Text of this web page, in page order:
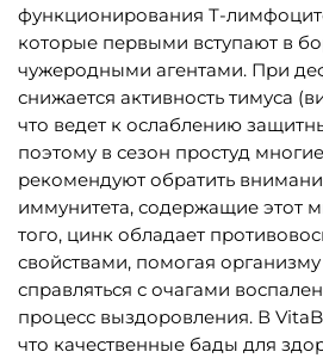
функционирования Т-
которые первыми вступают в
чужеродными агентами. При
снижается активность тимуса
что ведет к ослаблению
поэтому в сезон простуд
рекомендуют обратить
иммунитета, содержащие этот
того, цинк обладает
свойствами, помогая
справляться с очагами
процесс выздоровления. В
что качественные бады для